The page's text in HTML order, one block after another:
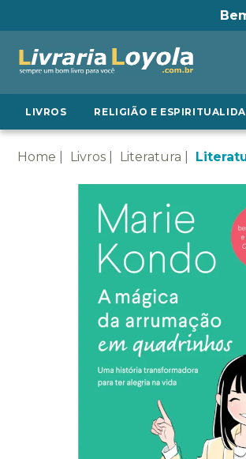
LIVROS RELIGIÃO E
Home Livros Literatura